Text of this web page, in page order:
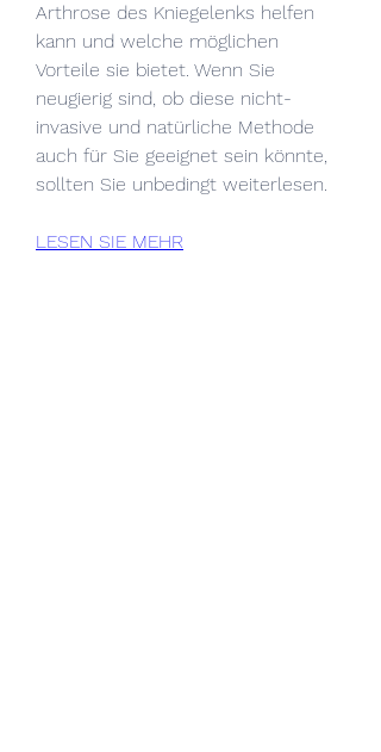
Arthrose des Kniegelenks helfen
kann und welche möglichen
Vorteile sie bietet. Wenn Sie
neugierig sind, ob diese nicht-
invasive und natürliche Methode
auch für Sie geeignet sein könnte,
sollten Sie unbedingt weiterlesen.
LESEN SIE MEHR